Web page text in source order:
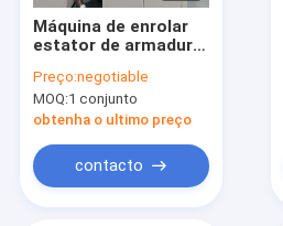
Máquina de enrolar
estator de armadura
com descolagem de
tinta a laser
Preço:negotiable
MOQ:1 conjunto
obtenha o ultimo preço
contacto